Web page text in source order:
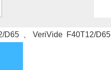
D65 、 VeriVide F40T12/D65